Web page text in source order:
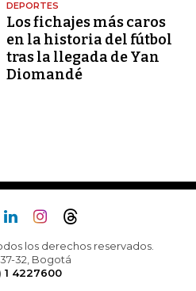
DEPORTES
Los fichajes más caros
en la historia del fútbol
tras la llegada de Yan
Diomandé
los derechos reservados.
37-32, Bogotá
1 4227600